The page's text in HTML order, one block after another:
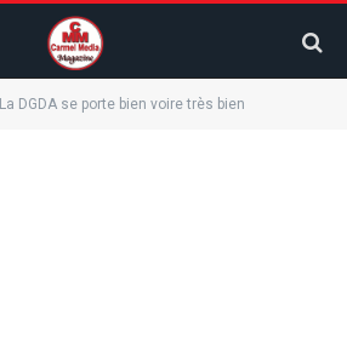
La DGDA se porte bien voire très bien